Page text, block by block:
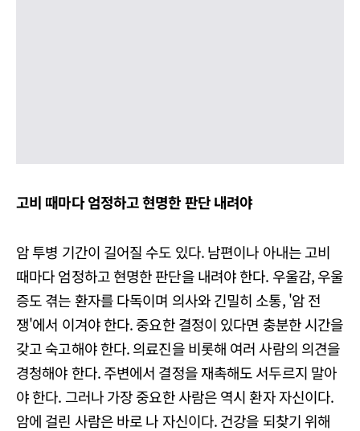
고비 때마다 엄정하고 현명한 판단 내려야
암 투병 기간이 길어질 수도 있다. 남편이나 아내는 고비
때마다 엄정하고 현명한 판단을 내려야 한다. 우울감, 우울
증도 겪는 환자를 다독이며 의사와 긴밀히 소통, '암 전
쟁'에서 이겨야 한다. 중요한 결정이 있다면 충분한 시간을
갖고 숙고해야 한다. 의료진을 비롯해 여러 사람의 의견을
경청해야 한다. 주변에서 결정을 재촉해도 서두르지 말아
야 한다. 그러나 가장 중요한 사람은 역시 환자 자신이다.
암에 걸린 사람은 바로 나 자신이다. 건강을 되찾기 위해